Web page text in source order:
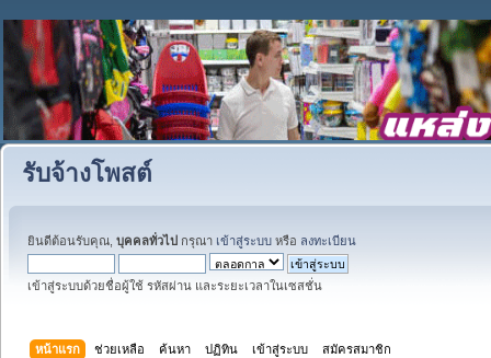
รับจ้างโพสต์
ยินดีต้อนรับคุณ, บุคคลทั่วไป กรุณา เข้าสู่ระบบ หรือ ลงทะเบียน
เข้าสู่ระบบด้วยชื่อผู้ใช้ รหัสผ่าน และระยะเวลาในเซสชั่น
หน้าแรก ช่วยเหลือ ค้นหา ปฏิทิน เข้าสู่ระบบ สมัครสมาชิก